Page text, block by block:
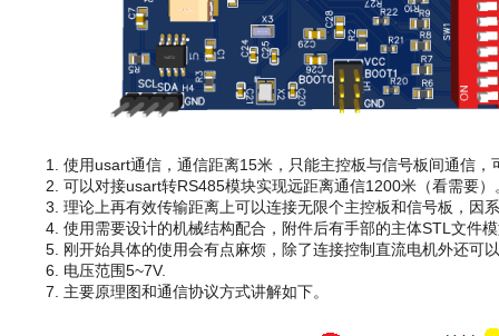
使用usart通信，通信距离15米，只能主控板与信号板间通信
可以对接usart转RS485模块实现远距离通信1200米（看需要）
理论上再有效传输距离上可以连接无限个主控板和信号板，因
使用需要设计的机械结构配合，附件后有手部的主体STL文件
刚开始具体的使用会有点麻烦，除了连接控制直流电机外还可
电压范围5~7V.
主要原理图和通信协议方式讲解如下。